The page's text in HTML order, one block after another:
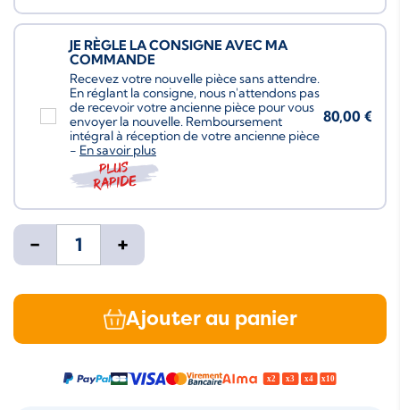
JE RÈGLE LA CONSIGNE AVEC MA
COMMANDE
Recevez votre nouvelle pièce sans attendre.
En réglant la consigne, nous n'attendons pas
de recevoir votre ancienne pièce pour vous
envoyer la nouvelle. Remboursement
intégral à réception de votre ancienne pièce
- En savoir plus
Plus
rapide
80,00 €
- +
Ajouter au panier